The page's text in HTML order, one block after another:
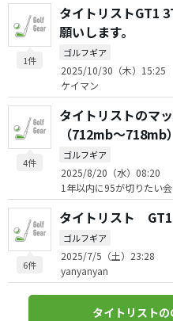
1件
タイトリストGT1
願いします。
ゴルフギア
2025/10/30（木）15:25
ケイマン
4件
タイトリストのマ
（712mb〜
ゴルフギア
2025/8/20（水）08:20
1年以内に95が切りたい
6件
タイトリスト GT1
ゴルフギア
2025/7/5（土）23:28
yanyanyan
タイトリスト